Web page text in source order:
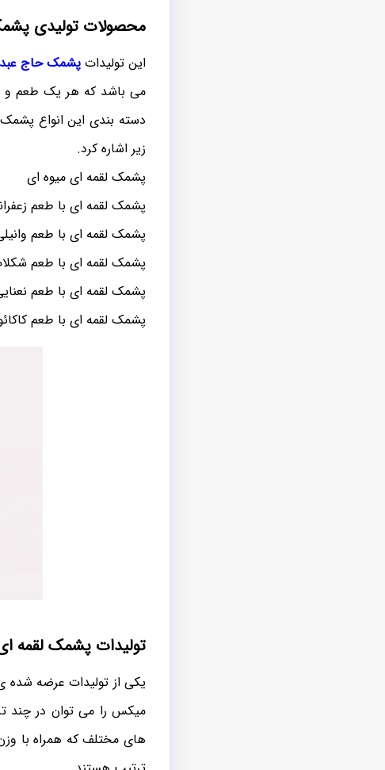
محصولات تولیدی
این تولیدات پشمک حاج
می باشد که هر یک طعم و
دسته بندی این انواع
زیر اشاره کرد.
پشمک لقمه ای میوه ای
پشمک لقمه ای با طعم
پشمک لقمه ای با طعم
پشمک لقمه ای با طعم
پشمک لقمه ای با طعم
پشمک لقمه ای با طعم
تولیدات پشمک لقمه
یکی از تولیدات عرضه
میکس را می توان در چند
های مختلف که همراه با